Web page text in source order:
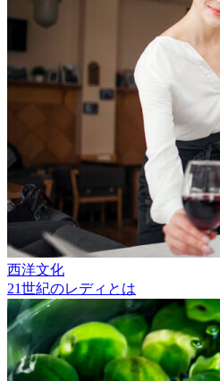
西洋文化
21世紀のレディとは